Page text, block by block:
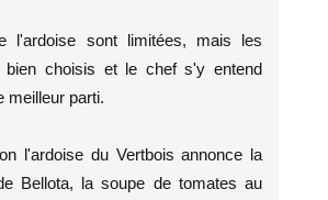
l'ardoise sont limitées, mais les
bien choisis et le chef s'y entend
meilleur parti.
l'ardoise du Vertbois annonce la
Bellota, la soupe de tomates au